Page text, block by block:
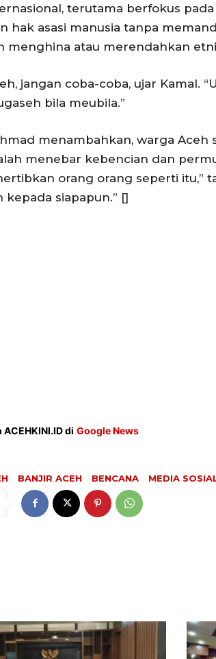
terutama berfokus
hak asasi manusia tanpa
menghina atau merendahkan
jangan coba-coba, ujar Kamal.
bila meubila.”
menambahkan, warga
menebar kebencian dan
orang orang seperti itu,”
kepada siapapun.” []
di Google News
BANJIR ACEH BENCANA MEDIA